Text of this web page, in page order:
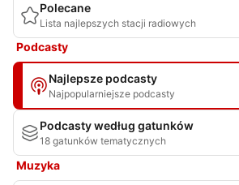
Polecane
Lista najlepszych stacji radiowych
Podcasty
Najlepsze podcasty
Najpopularniejsze podcasty
Podcasty według gatunków
18 gatunków tematycznych
Muzyka